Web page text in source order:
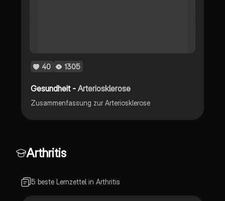
40 1305
Gesundheit -Arteriosklerose
Zusammenfassung zur Arteriosklerose
Arthritis
5 beste Lernzettel in Arthritis